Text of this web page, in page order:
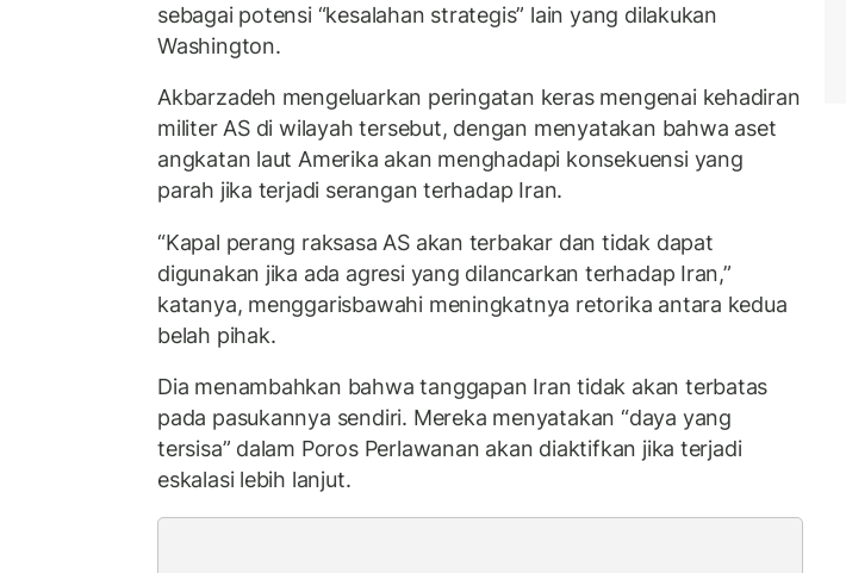
sebagai potensi “kesalahan strategis” lain yang dilakukan
Washington.
Akbarzadeh mengeluarkan peringatan keras mengenai kehadiran
militer AS di wilayah tersebut, dengan menyatakan bahwa aset
angkatan laut Amerika akan menghadapi konsekuensi yang
parah jika terjadi serangan terhadap Iran.
“Kapal perang raksasa AS akan terbakar dan tidak dapat
digunakan jika ada agresi yang dilancarkan terhadap Iran,”
katanya, menggarisbawahi meningkatnya retorika antara kedua
belah pihak.
Dia menambahkan bahwa tanggapan Iran tidak akan terbatas
pada pasukannya sendiri. Mereka menyatakan “daya yang
tersisa” dalam Poros Perlawanan akan diaktifkan jika terjadi
eskalasi lebih lanjut.